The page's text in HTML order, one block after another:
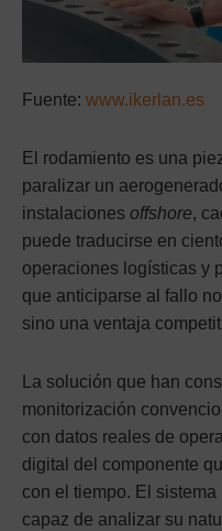
Fuente: www.ikerlan.es
El rodamiento es una
paralizar un
instalaciones offshore,
puede traducirse en
operaciones logísticas y
que anticiparse al fallo
sino una ventaja
La solución que han
monitorización
con datos reales de
digital del componente
con el tiempo. El
capaz de analizar su